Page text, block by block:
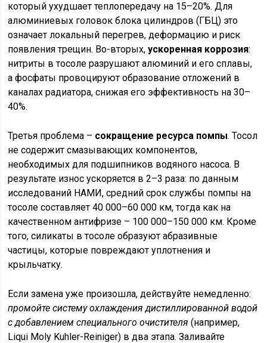
который ухудшает теплопередачу на 15–20%. Для
алюминиевых головок блока цилиндров (ГБЦ) это
означает локальный перегрев, деформацию и риск
появления трещин. Во-вторых,ускоренная коррозия:
нитриты в тосоле разрушают алюминий и его сплавы,
а фосфаты провоцируют образование отложений в
каналах радиатора, снижая его эффективность на 30–
40%.
Третья проблема – сокращение ресурса помпы. Тосол
не содержит смазывающих компонентов,
необходимых для подшипников водяного насоса. В
результате износ ускоряется в 2–3 раза: по данным
исследований НАМИ, средний срок службы помпы на
тосоле составляет 40 000–60 000 км, тогда как на
качественном антифризе – 100 000–150 000 км. Кроме
того, силикаты в тосоле образуют абразивные
частицы, которые повреждают уплотнения и
крыльчатку.
Если замена уже произошла, действуйте немедленно:
промойте систему охлаждения дистиллированной водой
с добавлением специального очистителя (например,
Liqui Moly Kuhler-Reiniger) в два этапа. Заливайте